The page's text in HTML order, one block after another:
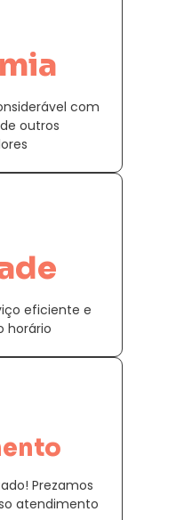
com
outros
eficiente e
horário
Prezamos
atendimento